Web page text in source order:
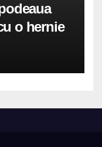
o hernie